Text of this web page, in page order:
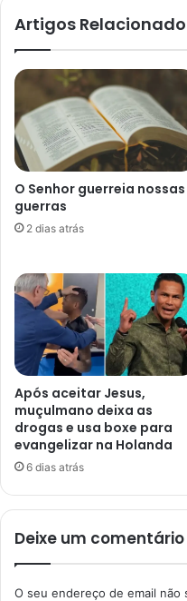
Artigos
O Senhor guerreia nossas
guerras
2 dias atrás
Após aceitar Jesus,
muçulmano deixa as
drogas e usa boxe para
evangelizar na Holanda
6 dias atrás
Deixe um comentário
O seu endereço de email não